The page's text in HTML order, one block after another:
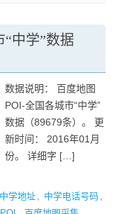
“中学”数据
数据说明： 百度地图
POI-全国各城市“中学”
数据（89679条）。 更
新时间： 2016年01月
份。 详细字 […]
中学地址 , 中学电话号码 ,